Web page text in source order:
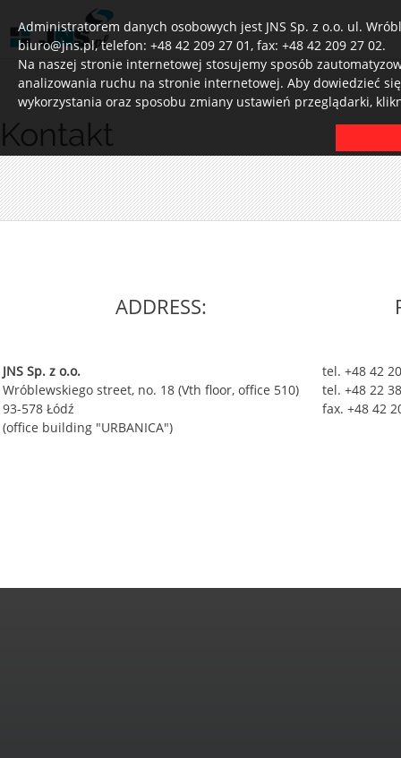
Administratorem danych osobowych jest JNS Sp. z o.o. ul.
biuro@jns.pl, telefon: +48 42 209 27 01, fax: +48 42 209 27 02.
Na naszej stronie internetowej stosujemy sposób
analizowania ruchu na stronie internetowej. Aby dowiedzieć
wykorzystania oraz sposobu zmiany ustawień przeglądarki,
Kontakt
ADDRESS:
JNS Sp. z o.o.
Wróblewskiego street, no. 18 (Vth floor, office 510)
93-578 Łódź
(office building "URBANICA")
tel. +48 42
tel. +48 22
fax. +48 42